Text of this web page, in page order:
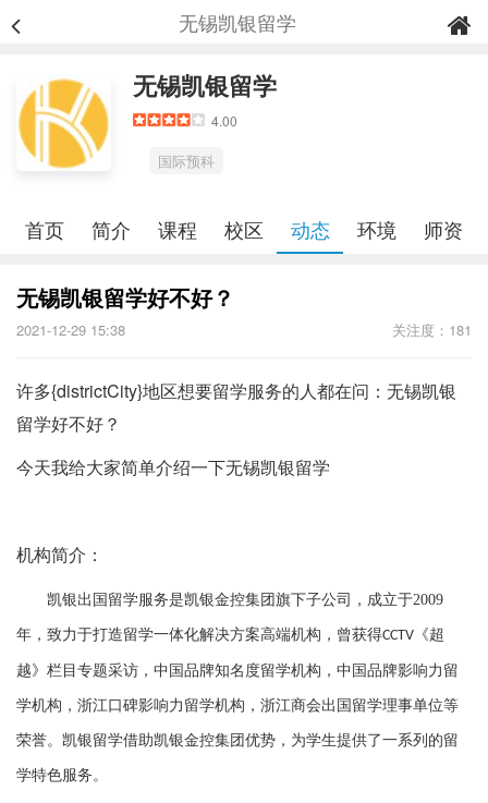
无锡凯银留学
无锡凯银留学
4.00
国际预科
首页 简介 课程 校区 动态 环境 师资
无锡凯银留学好不好？
2021-12-29 15:38 关注度：181
许多{districtCity}地区想要留学服务的人都在问：无锡凯银
留学好不好？
今天我给大家简单介绍一下无锡凯银留学
机构简介：
凯银出国留学服务是凯银金控集团旗下子公司，成立于2009
年，致力于打造留学一体化解决方案高端机构，曾获得CCTV 《超
越》栏目专题采访，中国品牌知名度留学机构，中国品牌影响力留
学机构，浙江口碑影响力留学机构，浙江商会出国留学理事单位等
荣誉。凯银留学借助凯银金控集团优势，为学生提供了一系列的留
学特色服务。